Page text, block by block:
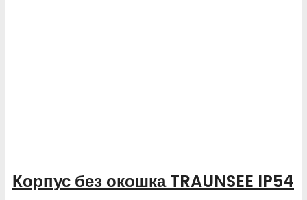
Корпус без окошка TRAUNSEE IP54